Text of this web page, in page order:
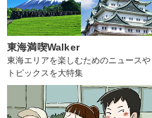
東海満喫Walker
東海エリアを楽しむためのニュースや
トピックスを大特集